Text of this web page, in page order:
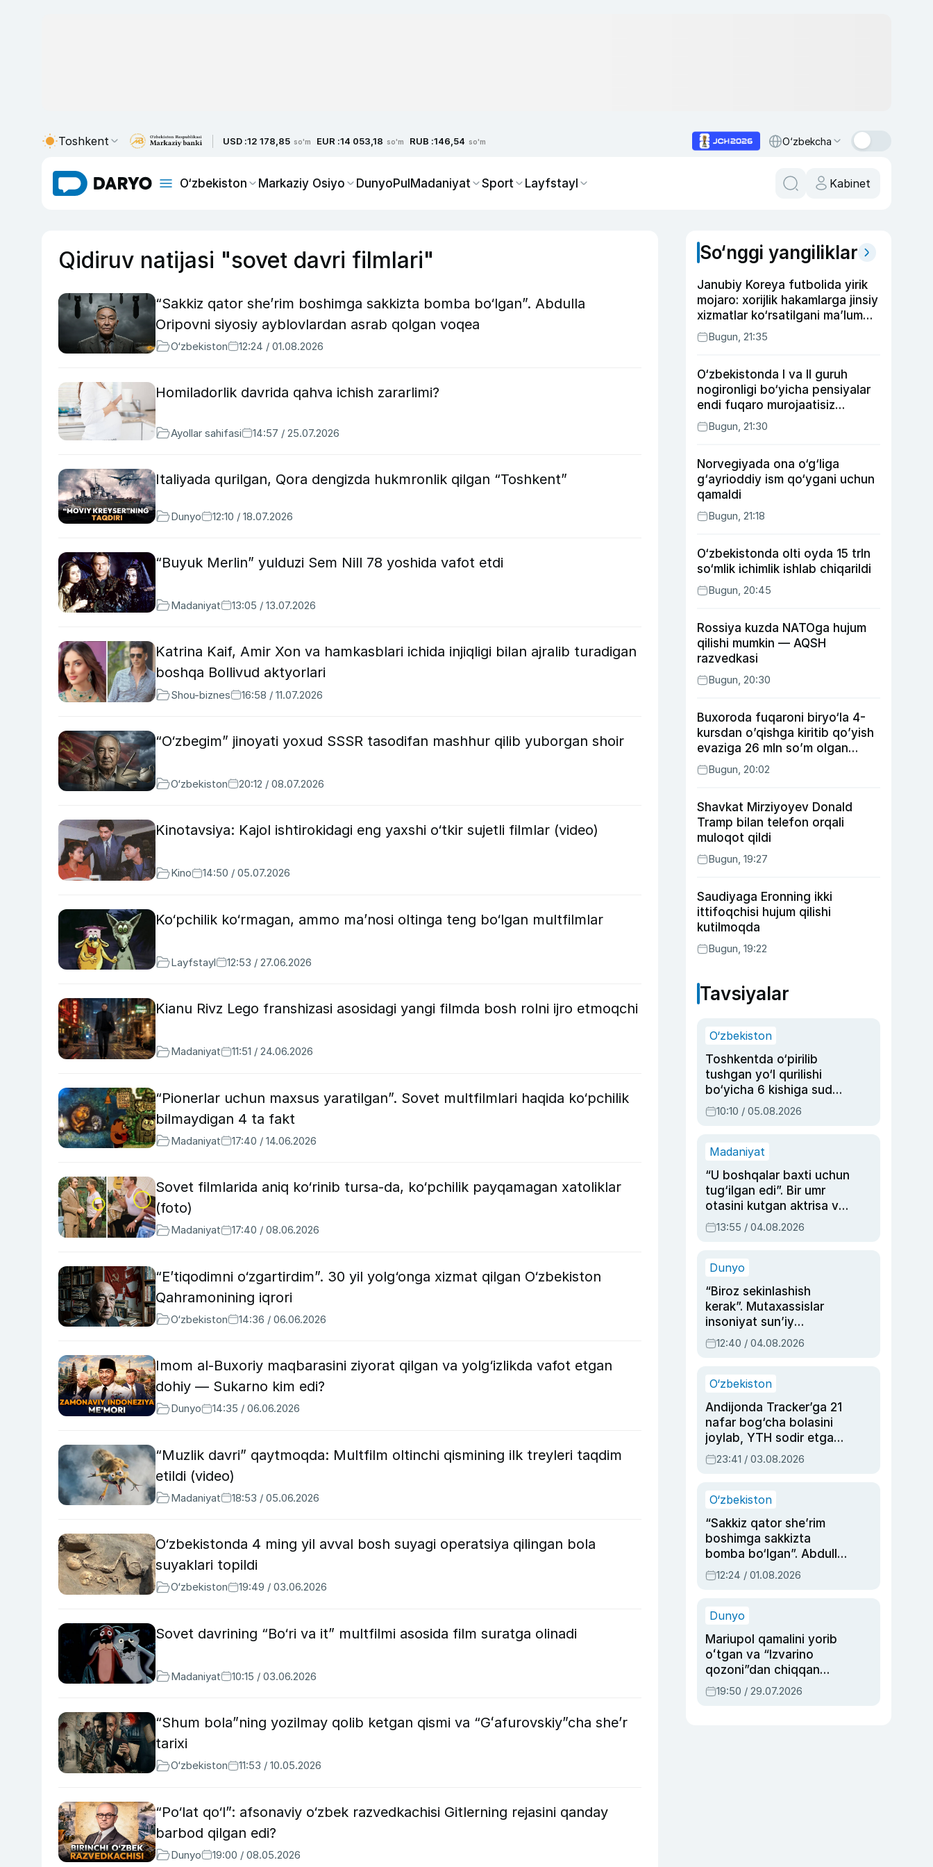
Toshkent USD :12 178,85 so'm EUR :14 053,18 so'm RUB :146,54 so'm O‘zbekcha
O‘zbekiston Markaziy Osiyo DunyoPulMadaniyat Sport Layfstayl Kabinet
Qidiruv natijasi "sovet davri filmlari"
“Sakkiz qator she’rim boshimga sakkizta bomba bo‘lgan”. Abdulla
Oripovni siyosiy ayblovlardan asrab qolgan voqea
O‘zbekiston 12:24 / 01.08.2026
Homiladorlik davrida qahva ichish zararlimi?
Ayollar sahifasi 14:57 / 25.07.2026
Italiyada qurilgan, Qora dengizda hukmronlik qilgan “Toshkent”
Dunyo 12:10 / 18.07.2026
“Buyuk Merlin” yulduzi Sem Nill 78 yoshida vafot etdi
Madaniyat 13:05 / 13.07.2026
Katrina Kaif, Amir Xon va hamkasblari ichida injiqligi bilan ajralib turadigan
boshqa Bollivud aktyorlari
Shou-biznes 16:58 / 11.07.2026
“O‘zbegim” jinoyati yoxud SSSR tasodifan mashhur qilib yuborgan shoir
O‘zbekiston 20:12 / 08.07.2026
Kinotavsiya: Kajol ishtirokidagi eng yaxshi o‘tkir sujetli filmlar (video)
Kino 14:50 / 05.07.2026
Ko‘pchilik ko‘rmagan, ammo ma’nosi oltinga teng bo‘lgan multfilmlar
Layfstayl 12:53 / 27.06.2026
Kianu Rivz Lego franshizasi asosidagi yangi filmda bosh rolni ijro etmoqchi
Madaniyat 11:51 / 24.06.2026
“Pionerlar uchun maxsus yaratilgan”. Sovet multfilmlari haqida ko‘pchilik
bilmaydigan 4 ta fakt
Madaniyat 17:40 / 14.06.2026
Sovet filmlarida aniq ko‘rinib tursa-da, ko‘pchilik payqamagan xatoliklar
(foto)
Madaniyat 17:40 / 08.06.2026
“E’tiqodimni o‘zgartirdim”. 30 yil yolg‘onga xizmat qilgan O‘zbekiston
Qahramonining iqrori
O‘zbekiston 14:36 / 06.06.2026
Imom al-Buxoriy maqbarasini ziyorat qilgan va yolg‘izlikda vafot etgan
dohiy — Sukarno kim edi?
Dunyo 14:35 / 06.06.2026
“Muzlik davri” qaytmoqda: Multfilm oltinchi qismining ilk treyleri taqdim
etildi (video)
Madaniyat 18:53 / 05.06.2026
O‘zbekistonda 4 ming yil avval bosh suyagi operatsiya qilingan bola
suyaklari topildi
O‘zbekiston 19:49 / 03.06.2026
Sovet davrining “Bo‘ri va it” multfilmi asosida film suratga olinadi
Madaniyat 10:15 / 03.06.2026
“Shum bola”ning yozilmay qolib ketgan qismi va “Gʻafurovskiy”cha she’r
tarixi
O‘zbekiston 11:53 / 10.05.2026
“Po‘lat qo‘l”: afsonaviy o‘zbek razvedkachisi Gitlerning rejasini qanday
barbod qilgan edi?
Dunyo 19:00 / 08.05.2026
So‘nggi yangiliklar
Janubiy Koreya futbolida yirik
mojaro: xorijlik hakamlarga jinsiy
xizmatlar ko‘rsatilgani ma’lum
qilindi
Bugun, 21:35
O‘zbekistonda I va II guruh
nogironligi bo‘yicha pensiyalar
endi fuqaro murojaatisiz
tayinlanishi mumkin
Bugun, 21:30
Norvegiyada ona o‘g‘liga
g‘ayrioddiy ism qo‘ygani uchun
qamaldi
Bugun, 21:18
O‘zbekistonda olti oyda 15 trln
so‘mlik ichimlik ishlab chiqarildi
Bugun, 20:45
Rossiya kuzda NATOga hujum
qilishi mumkin — AQSH
razvedkasi
Bugun, 20:30
Buxoroda fuqaroni biryo‘la 4-
kursdan o’qishga kiritib qo’yish
evaziga 26 mln so’m olgan
shaxs ushlandi
Bugun, 20:02
Shavkat Mirziyoyev Donald
Tramp bilan telefon orqali
muloqot qildi
Bugun, 19:27
Saudiyaga Eronning ikki
ittifoqchisi hujum qilishi
kutilmoqda
Bugun, 19:22
Tavsiyalar
O‘zbekiston
Toshkentda o‘pirilib
tushgan yo‘l qurilishi
bo‘yicha 6 kishiga sud
hukmi o‘qildi
10:10 / 05.08.2026
Madaniyat
“U boshqalar baxti uchun
tug‘ilgan edi”. Bir umr
otasini kutgan aktrisa va
dublyaj ustasi Rimma
Ahmedovaning
13:55 / 04.08.2026
Dunyo
“Biroz sekinlashish
kerak”. Mutaxassislar
insoniyat sun’iy
intellektni boshqara
olmay qolishidan xavotir
12:40 / 04.08.2026
O‘zbekiston
Andijonda Tracker’ga 21
nafar bog‘cha bolasini
joylab, YTH sodir etgan
ayolga sud hukmi o‘qildi
23:41 / 03.08.2026
O‘zbekiston
“Sakkiz qator she’rim
boshimga sakkizta
bomba bo‘lgan”. Abdulla
Oripovni siyosiy
ayblovlardan asrab
12:24 / 01.08.2026
Dunyo
Mariupol qamalini yorib
oʻtgan va “Izvarino
qozoni”dan chiqqan
qahramon — Ukraina
armiyasi bosh
19:50 / 29.07.2026